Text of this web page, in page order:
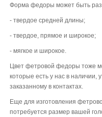
Форма федоры может быть
- твердое средней длины;
- твердое, прямое и широкое;
- мягкое и широкое.
Цвет фетровой федоры тоже
которые есть у нас в наличии,
заказанному в контактах.
Еще для изготовления
потребуется размер вашей